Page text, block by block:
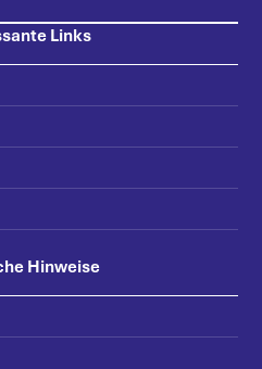
Links
Hinweise